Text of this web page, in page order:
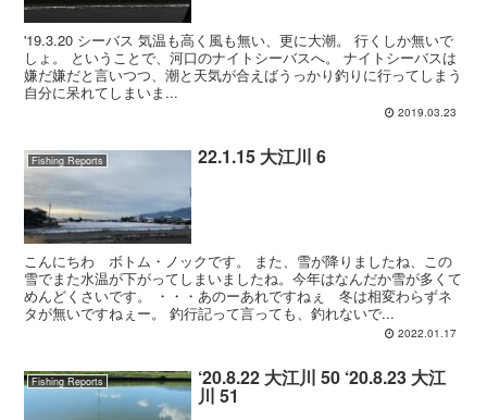
'19.3.20 シーバス 気温も高く風も無い、更に大潮。 行くしか無いで
しょ。 ということで、河口のナイトシーバスへ。 ナイトシーバスは
嫌だ嫌だと言いつつ、潮と天気が合えばうっかり釣りに行ってしまう
自分に呆れてしまいま...
2019.03.23
Fishing Reports 22.1.15 大江川 6
こんにちわ ボトム・ノックです。 また、雪が降りましたね、この
雪でまた水温が下がってしまいましたね。今年はなんだか雪が多くて
めんどくさいです。 ・・・あのーあれですねぇ 冬は相変わらずネ
タが無いですねぇー。 釣行記って言っても、釣れないで...
2022.01.17
Fishing Reports ‘20.8.22 大江川 50 ‘20.8.23 大江
川 51